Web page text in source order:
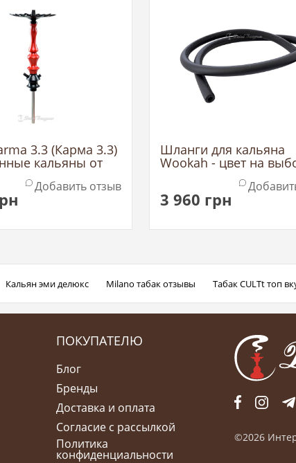
3.3 (Карма 3.3)
кальяны от
производителя
Добавить отзыв
Шланги для кальяна
Wookah - цвет на
3 960 грн
Кальян эми делюкс Milano табак отзывы Табак CULTt топ
ПОКУПАТЕЛЮ
Блог
Бренды
Доставка и оплата
Согласие с рассылкой
Политика
конфиденциальности
©2026